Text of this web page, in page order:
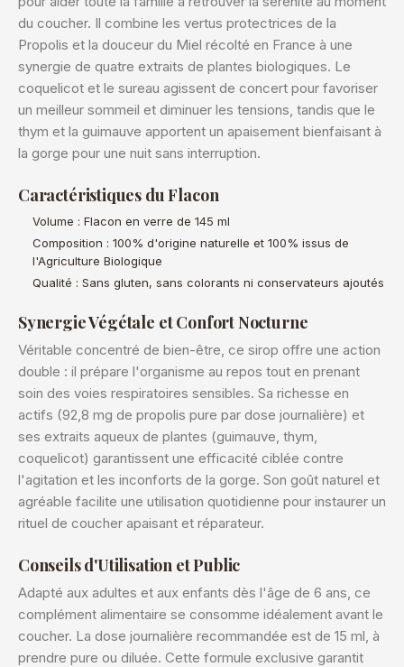
du coucher. Il combine les vertus protectrices de la
Propolis et la douceur du Miel récolté en France à une
synergie de quatre extraits de plantes biologiques. Le
coquelicot et le sureau agissent de concert pour favoriser
un meilleur sommeil et diminuer les tensions, tandis que le
thym et la guimauve apportent un apaisement bienfaisant à
la gorge pour une nuit sans interruption.
Caractéristiques du Flacon
Volume : Flacon en verre de 145 ml
Composition : 100% d'origine naturelle et 100% issus de
l'Agriculture Biologique
Qualité : Sans gluten, sans colorants ni conservateurs ajoutés
Synergie Végétale et Confort Nocturne
Véritable concentré de bien-être, ce sirop offre une action
double : il prépare l'organisme au repos tout en prenant
soin des voies respiratoires sensibles. Sa richesse en
actifs (92,8 mg de propolis pure par dose journalière) et
ses extraits aqueux de plantes (guimauve, thym,
coquelicot) garantissent une efficacité ciblée contre
l'agitation et les inconforts de la gorge. Son goût naturel et
agréable facilite une utilisation quotidienne pour instaurer un
rituel de coucher apaisant et réparateur.
Conseils d'Utilisation et Public
Adapté aux adultes et aux enfants dès l'âge de 6 ans, ce
complément alimentaire se consomme idéalement avant le
coucher. La dose journalière recommandée est de 15 ml, à
prendre pure ou diluée. Cette formule exclusive garantit